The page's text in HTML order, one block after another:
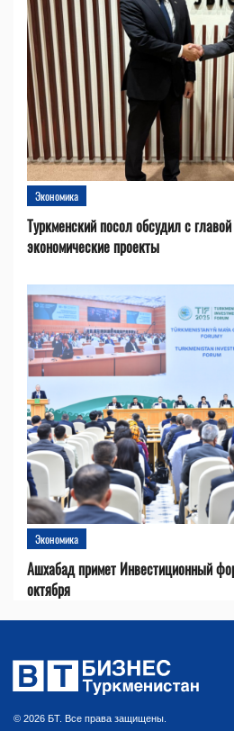
Экономика
Туркменский посол обсудил с
экономические проекты
Экономика
Ашхабад примет Инвестиционный
октября
© 2026 БТ. Все права защищены.